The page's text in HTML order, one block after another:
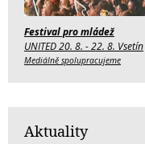
Festival pro mládež
UNITED 20. 8. - 22. 8. Vsetín
Mediálně spolupracujeme
Aktuality